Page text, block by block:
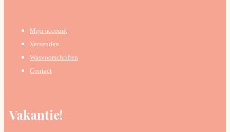
Mijn account
Verzenden
Wasvoorschriften
Contact
Vakantie!